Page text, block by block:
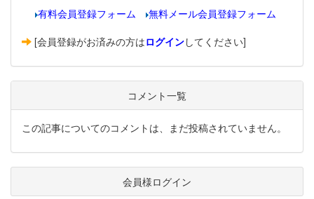
有料会員登録フォーム
無料メール会員登録フォーム
[会員登録がお済みの方はログインしてください]
コメント一覧
この記事についてのコメントは、まだ投稿されていません。
会員様ログイン